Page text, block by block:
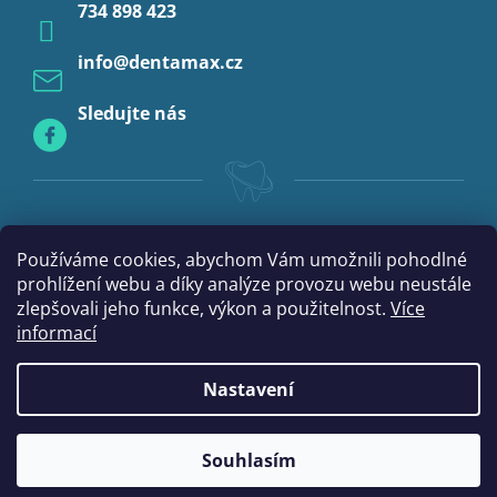
Používáme cookies, abychom Vám umožnili pohodlné
prohlížení webu a díky analýze provozu webu neustále
zlepšovali jeho funkce, výkon a použitelnost. Více
informací
Nastavení
Souhlasím
Profylaxe
info@dentamax.cz
734 898 423
Sledujte nás
Vytvořil Shoptet
DentaMax.cz. Všechna práva vyhrazena.